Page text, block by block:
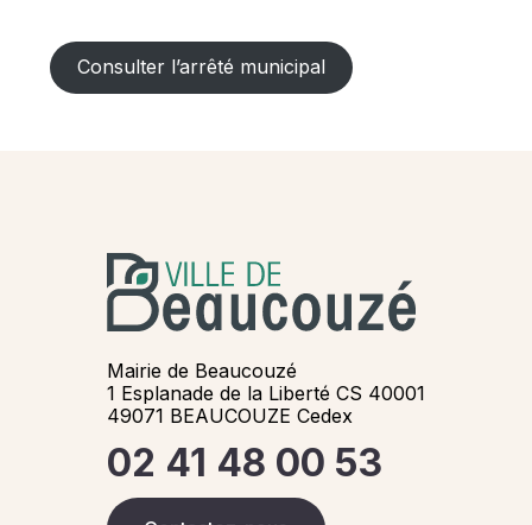
Consulter l’arrêté municipal
Mairie de Beaucouzé
1 Esplanade de la Liberté CS 40001
49071 BEAUCOUZE Cedex
02 41 48 00 53